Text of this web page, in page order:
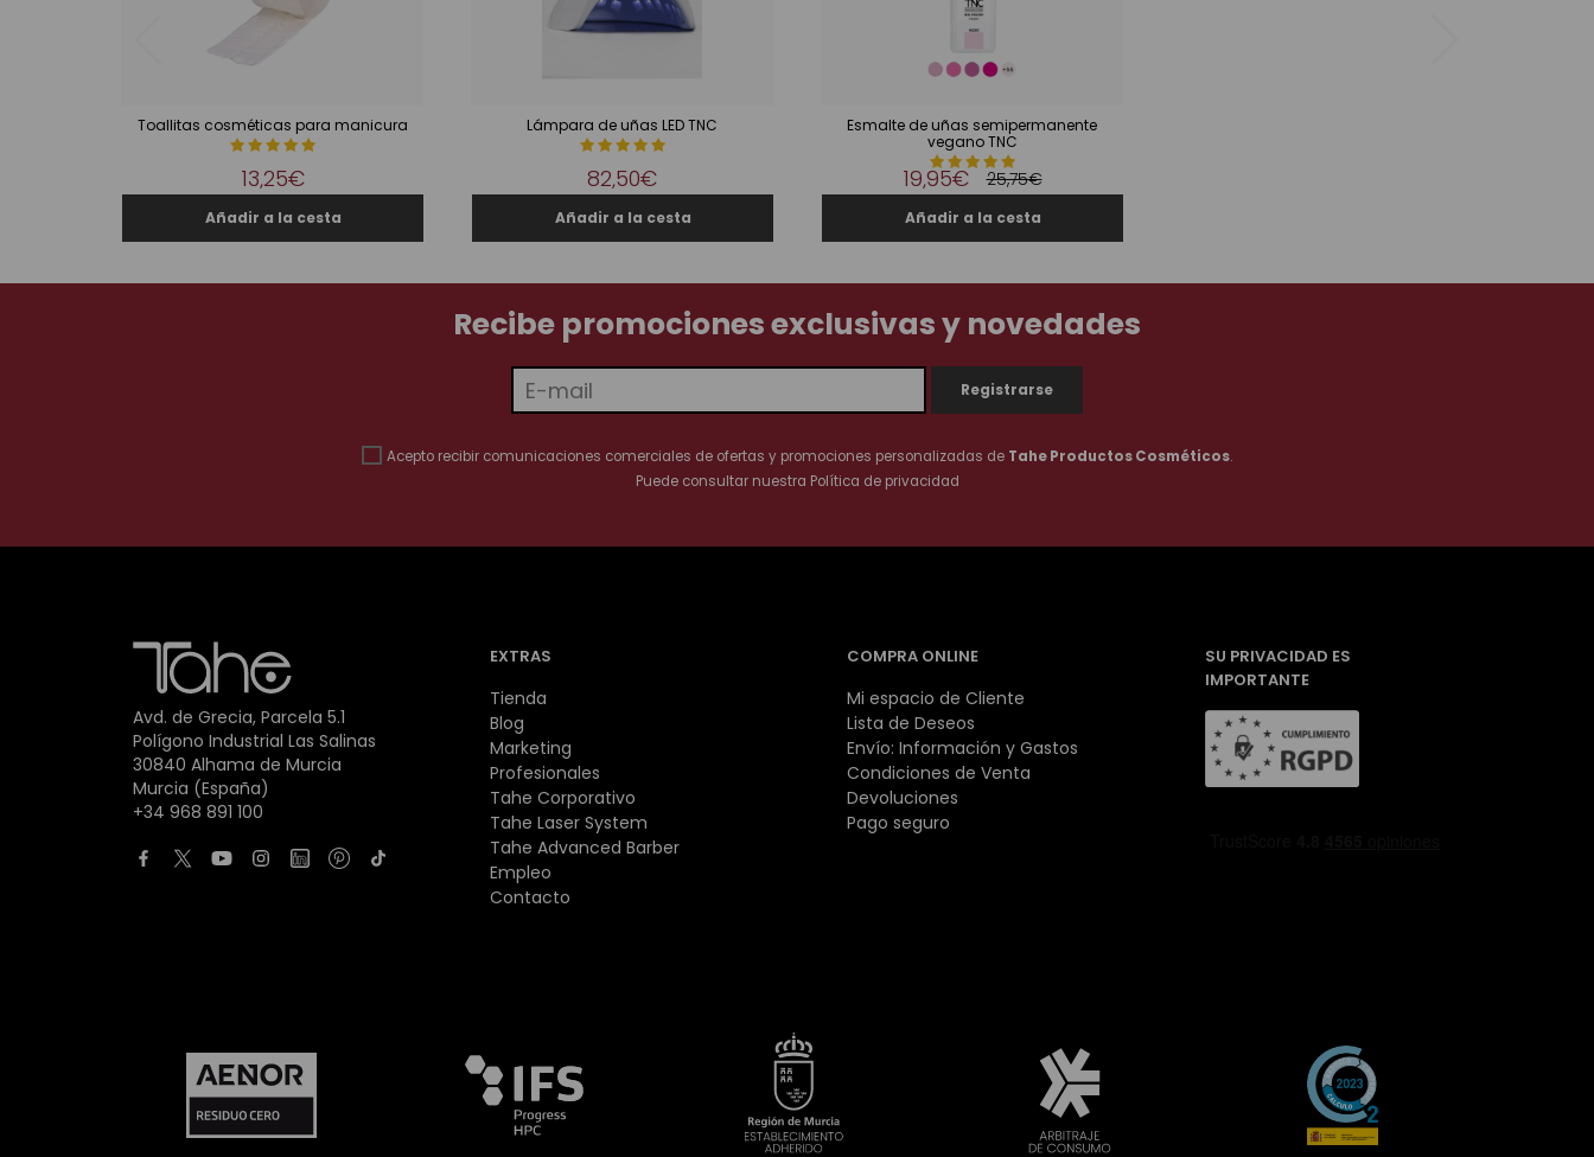
Toallitas cosméticas para manicura
13,25€
Lámpara de uñas LED TNC
82,50€
Esmalte de uñas semipermanente
vegano TNC
19,95€ 25,75€
Recibe promociones exclusivas y novedades
Acepto recibir comunicaciones comerciales de ofertas y promociones personalizadas de Tahe Productos Cosméticos.
Puede consultar nuestra Política de privacidad
Avd. de Grecia, Parcela 5.1
Polígono Industrial Las Salinas
30840 Alhama de Murcia
Murcia (España)
+34 968 891 100
EXTRAS
Tienda
Blog
Marketing
Profesionales
Tahe Corporativo
Tahe Laser System
Tahe Advanced Barber
Empleo
Contacto
COMPRA ONLINE
Mi espacio de Cliente
Lista de Deseos
Envío: Información y Gastos
Condiciones de Venta
Devoluciones
Pago seguro
SU PRIVACIDAD ES
IMPORTANTE